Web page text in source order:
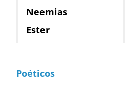
Neemias
Ester
Poéticos